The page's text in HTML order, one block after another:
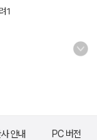
1
안내 PC 버전